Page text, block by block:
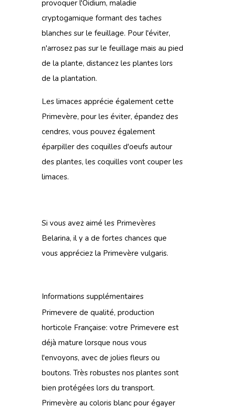
provoquer l'Oidium, maladie
cryptogamique formant des taches
blanches sur le feuillage. Pour l'éviter,
n'arrosez pas sur le feuillage mais au pied
de la plante, distancez les plantes lors
de la plantation.
Les limaces apprécie également cette
Primevère, pour les éviter, épandez des
cendres, vous pouvez également
éparpiller des coquilles d'oeufs autour
des plantes, les coquilles vont couper les
limaces.
Si vous avez aimé les Primevères
Belarina, il y a de fortes chances que
vous appréciez la Primevère vulgaris.
Informations supplémentaires
Primevere de qualité, production
horticole Française: votre Primevere est
déjà mature lorsque nous vous
l'envoyons, avec de jolies fleurs ou
boutons. Très robustes nos plantes sont
bien protégées lors du transport.
Primevère au coloris blanc pour égayer